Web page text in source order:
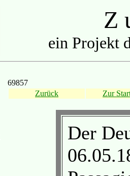
Z
ein Projekt
69857
Zurück
Zur
Der